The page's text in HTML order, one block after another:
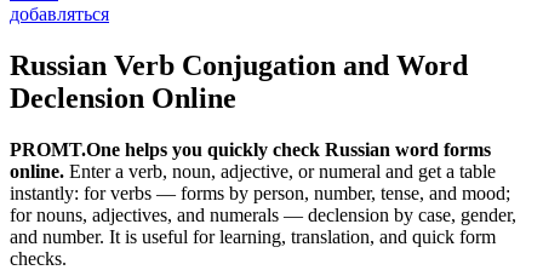
добавляться
Russian Verb Conjugation and Word
Declension Online
PROMT.One helps you quickly check Russian word forms
online. Enter a verb, noun, adjective, or numeral and get a table
instantly: for verbs — forms by person, number, tense, and mood;
for nouns, adjectives, and numerals — declension by case, gender,
and number. It is useful for learning, translation, and quick form
checks.